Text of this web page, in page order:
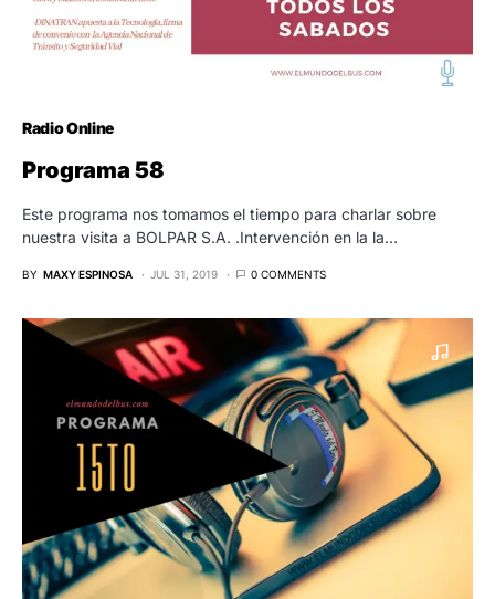
Radio Online
Programa 58
Este programa nos tomamos el tiempo para charlar sobre
nuestra visita a BOLPAR S.A. .Intervención en la la…
BY MAXY ESPINOSA JUL 31, 2019 0 COMMENTS